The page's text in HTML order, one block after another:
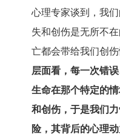
心理专家谈到，我
失和创伤是无所不
亡都会带给我们创伤
层面看，每一次错
生命在那个特定的
和创伤，于是我们
险，其背后的心理